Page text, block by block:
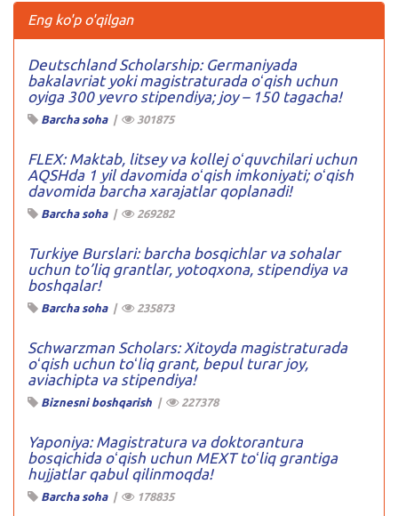
Eng ko'p o'qilgan
Deutschland Scholarship: Germaniyada
bakalavriat yoki magistraturada oʻqish uchun
oyiga 300 yevro stipendiya; joy – 150 tagacha!
Barcha soha| 301875
FLEX: Maktab, litsey va kollej oʻquvchilari uchun
AQSHda 1 yil davomida oʻqish imkoniyati; oʻqish
davomida barcha xarajatlar qoplanadi!
Barcha soha| 269282
Turkiye Burslari: barcha bosqichlar va sohalar
uchun to’liq grantlar, yotoqxona, stipendiya va
boshqalar!
Barcha soha| 235873
Schwarzman Scholars: Xitoyda magistraturada
oʻqish uchun toʻliq grant, bepul turar joy,
aviachipta va stipendiya!
Biznesni boshqarish | 227378
Yaponiya: Magistratura va doktorantura
bosqichida oʻqish uchun MEXT toʻliq grantiga
hujjatlar qabul qilinmoqda!
Barcha soha| 178835